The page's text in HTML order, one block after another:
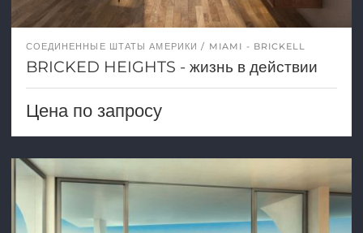
СОЕДИНЕННЫЕ ШТАТЫ АМЕРИКИ MIAMI - BRICKELL
BRICKED HEIGHTS - жизнь в действии
Цена по запросу